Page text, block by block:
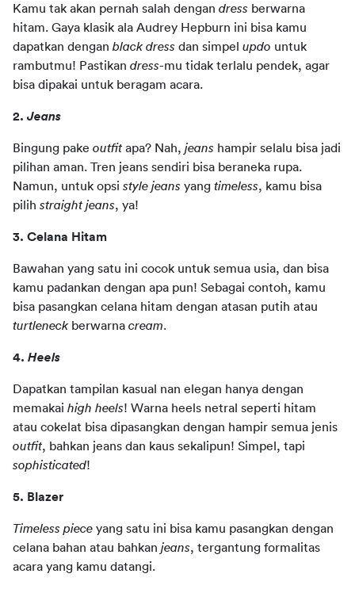
Kamu tak akan pernah salah dengan dress berwarna
hitam. Gaya klasik ala Audrey Hepburn ini bisa kamu
dapatkan dengan black dress dan simpel updo untuk
rambutmu! Pastikan dress-mu tidak terlalu pendek, agar
bisa dipakai untuk beragam acara.
2. Jeans
Bingung pake outfit apa? Nah, jeans hampir selalu bisa jadi
pilihan aman. Tren jeans sendiri bisa beraneka rupa.
Namun, untuk opsi style jeans yang timeless, kamu bisa
pilih straight jeans, ya!
3. Celana Hitam
Bawahan yang satu ini cocok untuk semua usia, dan bisa
kamu padankan dengan apa pun! Sebagai contoh, kamu
turtleneck berwarna cream.
4. Heels
Dapatkan tampilan kasual nan elegan hanya dengan
memakai high heels! Warna heels netral seperti hitam
outfit
sophisticated!
5. Blazer
Timeless piece yang satu ini bisa kamu pasangkan dengan
celana bahan atau bahkan jeans, tergantung formalitas
acara yang kamu datangi.